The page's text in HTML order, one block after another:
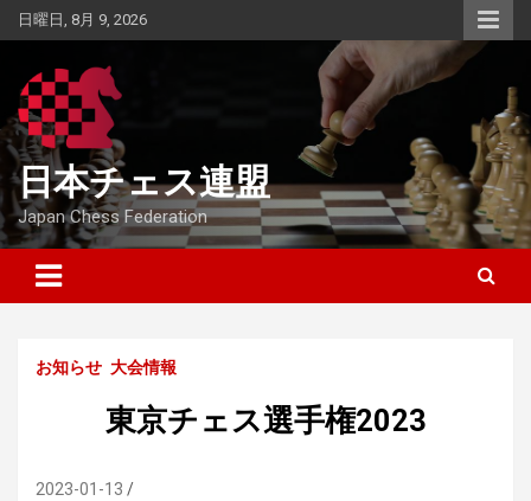
Skip
to
日曜日, 8月 9, 2026
日本チェス連盟
Japan Chess Federation
お知らせ 大会情報
東京チェス選手権2023
2023-01-13